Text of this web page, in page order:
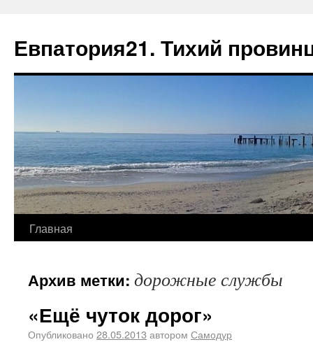
Евпатория21. Тихий
Главная
Архив метки: дорожные службы
«Ещё чуток дорог»
Опубликовано 28.05.2013 автором Самодур